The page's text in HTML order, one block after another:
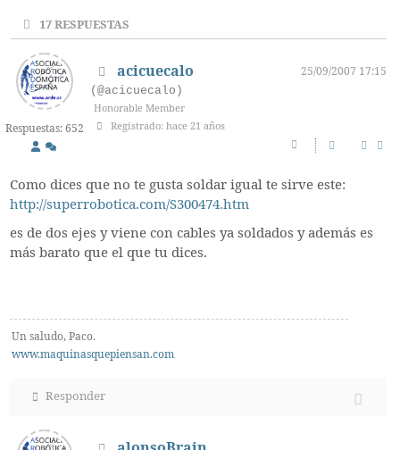
17RESPUESTAS
Respuestas: 652
acicuecalo
25/09/2007 17:15
(@acicuecalo)
Honorable Member
Registrado: hace 21 años
Como dices que no te gusta soldar igual te sirve este:
http://superrobotica.com/S300474.htm
es de dos ejes y viene con cables ya soldados y además es
más barato que el que tu dices.
Un saludo, Paco.
www.maquinasquepiensan.com
Responder